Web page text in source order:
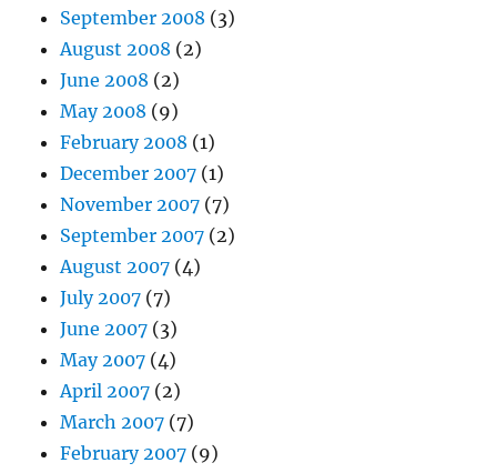
September 2008 (3)
August 2008 (2)
June 2008 (2)
May 2008 (9)
February 2008 (1)
December 2007 (1)
November 2007 (7)
September 2007 (2)
August 2007 (4)
July 2007 (7)
June 2007 (3)
May 2007 (4)
April 2007 (2)
March 2007 (7)
February 2007 (9)